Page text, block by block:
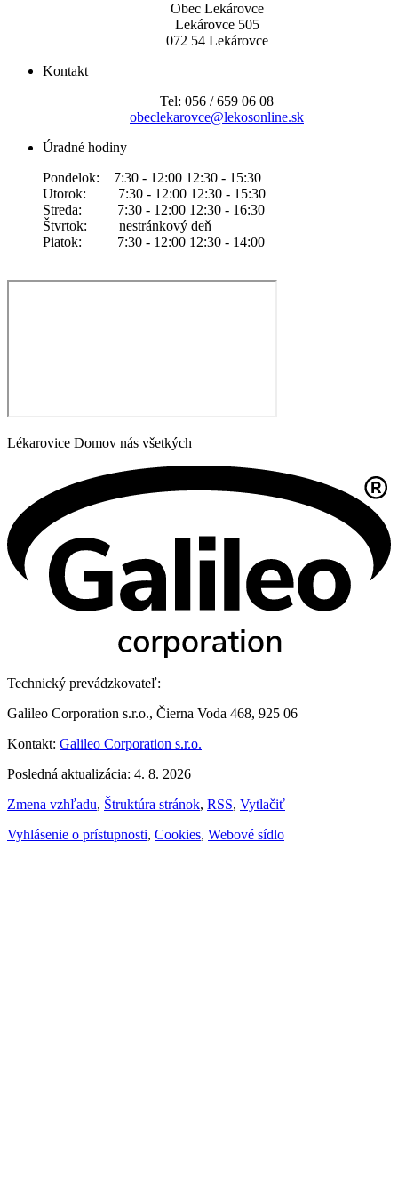
Obec Lekárovce
Lekárovce 505
072 54 Lekárovce
Kontakt
Tel: 056 / 659 06 08
obeclekarovce@lekosonline.sk
Úradné hodiny
Pondelok: 7:30 - 12:00 12:30 - 15:30
Utorok: 7:30 - 12:00 12:30 - 15:30
Streda: 7:30 - 12:00 12:30 - 16:30
Štvrtok: nestránkový deň
Piatok: 7:30 - 12:00 12:30 - 14:00
Lékarovice Domov nás všetkých
Technický prevádzkovateľ:
Galileo Corporation s.r.o., Čierna Voda 468, 925 06
Kontakt: Galileo Corporation s.r.o.
Posledná aktualizácia: 4. 8. 2026
Zmena vzhľadu, Štruktúra stránok, RSS, Vytlačiť
Vyhlásenie o prístupnosti, Cookies, Webové sídlo